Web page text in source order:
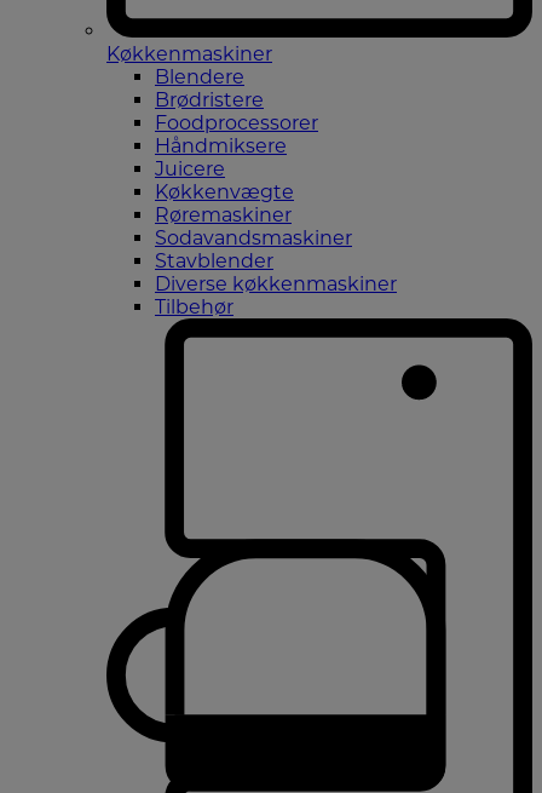
Køkkenmaskiner
Blendere
Brødristere
Foodprocessorer
Håndmiksere
Juicere
Køkkenvægte
Røremaskiner
Sodavandsmaskiner
Stavblender
Diverse køkkenmaskiner
Tilbehør